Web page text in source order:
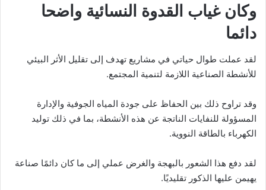
وكان غياب القدوة النسائية واضحا
دائما
لقد عملت طوال حياتي في مشاريع تهدف إلى تقليل الأثر البيئي
للأنشطة الصناعية اللازمة لتنمية المجتمع.
وقد تراوح ذلك بين الحفاظ على جودة المياه الجوفية والإدارة
المسؤولة للنفايات الناتجة عن هذه الأنشطة، بما في ذلك توليد
الكهرباء بالطاقة النووية.
لقد دفع هذا الشعور بالبهجة والغرض عملي إلى ما كان دائمًا صناعة
يهيمن عليها الذكور تقليديًا.